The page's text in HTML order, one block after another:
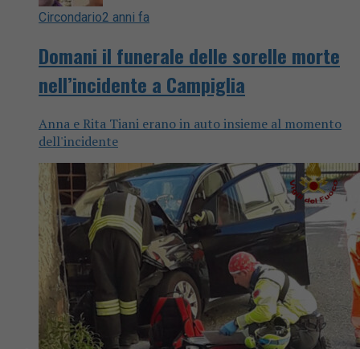
Circondario2 anni fa
Domani il funerale delle sorelle morte
nell’incidente a Campiglia
Anna e Rita Tiani erano in auto insieme al momento
dell'incidente